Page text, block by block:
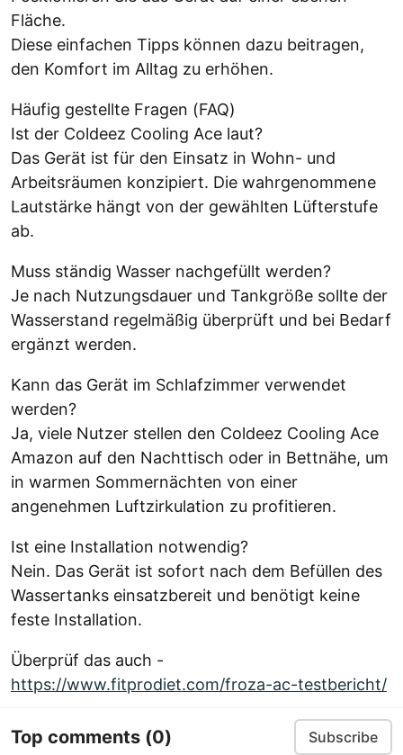
Fläche.
Diese einfachen Tipps können dazu beitragen,
den Komfort im Alltag zu erhöhen.
Häufig gestellte Fragen (FAQ)
Ist der Coldeez Cooling Ace laut?
Das Gerät ist für den Einsatz in Wohn- und
Arbeitsräumen konzipiert. Die wahrgenommene
Lautstärke hängt von der gewählten Lüfterstufe
ab.
Muss ständig Wasser nachgefüllt werden?
Je nach Nutzungsdauer und Tankgröße sollte der
Wasserstand regelmäßig überprüft und bei Bedarf
ergänzt werden.
Kann das Gerät im Schlafzimmer verwendet
werden?
Ja, viele Nutzer stellen den Coldeez Cooling Ace
Amazon auf den Nachttisch oder in Bettnähe, um
in warmen Sommernächten von einer
angenehmen Luftzirkulation zu profitieren.
Ist eine Installation notwendig?
Nein. Das Gerät ist sofort nach dem Befüllen des
Wassertanks einsatzbereit und benötigt keine
feste Installation.
Überprüf das auch -
https://www.fitprodiet.com/froza-ac-testbericht/
Top comments (0) Subscribe